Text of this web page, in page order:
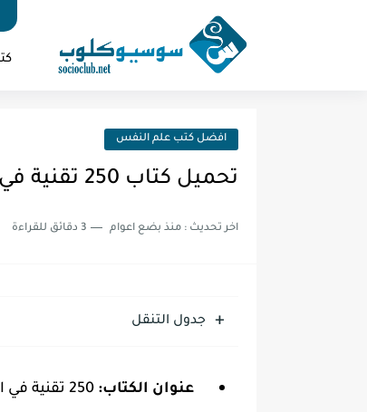
افضل كتب علم النفس
تحميل كتاب 250 تقنية في التلاعب النفسي PDF
اخر تحديث : منذ بضع اعوام 3 دقائق للقراءة
جدول التنقل
عنوان الكتاب:250 تقنية في التلاعب النفسي PDF